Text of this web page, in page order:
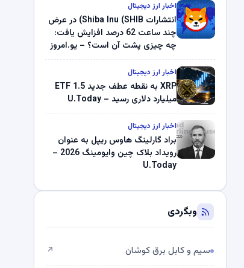
میلیون دلار U-Turn در بیت کوین را
ثبت کرد – گزارش کریپتو صبح –
U.Today
اخبار ارز دیجیتال
انتشارات Shiba Inu (SHIB) در عرض
چند ساعت 62 درصد افزایش یافت:
چه چیزی پشت آن است؟ – یو.امروز
اخبار ارز دیجیتال
XRP به نقطه عطف جدید ETF 1.5
میلیارد دلاری رسید – U.Today
اخبار ارز دیجیتال
براد گارلینگ هاوس ریپل به عنوان
رویداد بلاک چین وایومینگ 2026 –
U.Today
وبگردی
سیم و کابل برق کوشان ↗